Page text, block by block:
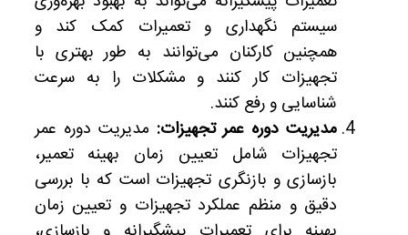
سیستم نگهداری و تعمیرات کمک کند و
همچنین کارکنان می‌توانند به طور بهتری با
تجهیزات کار کنند و مشکلات را به سرعت
شناسایی و رفع کنند.
مدیریت دوره عمر تجهیزات: مدیریت دوره عمر
تجهیزات شامل تعیین زمان بهینه تعمیر،
بازسازی و بازنگری تجهیزات است که با بررسی
دقیق و منظم عملکرد تجهیزات و تعیین زمان